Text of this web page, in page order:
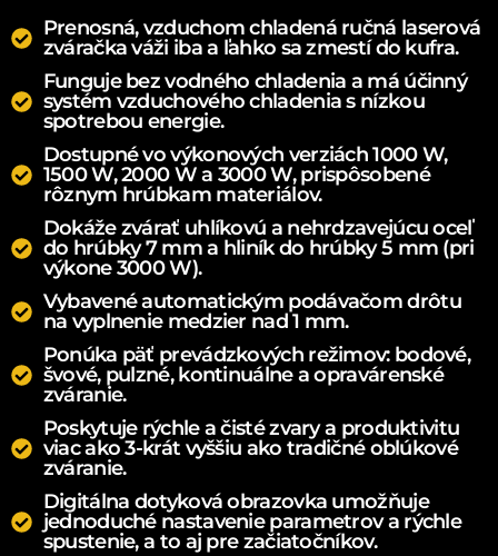
Prenosná, vzduchom chladená ručná laserová
zváračka váži iba a ľahko sa zmestí do kufra.
Funguje bez vodného chladenia a má účinný
systém vzduchového chladenia s nízkou
spotrebou energie.
Dostupné vo výkonových verziách 1000 W,
1500 W, 2000 W a 3000 W, prispôsobené
rôznym hrúbkam materiálov.
Dokáže zvárať uhlíkovú a nehrdzavejúcu oceľ
do hrúbky 7 mm a hliník do hrúbky 5 mm (pri
výkone 3000 W).
Vybavené automatickým podávačom drôtu
na vyplnenie medzier nad 1 mm.
Ponúka päť prevádzkových režimov: bodové,
švové, pulzné, kontinuálne a opravárenské
zváranie.
Poskytuje rýchle a čisté zvary a produktivitu
viac ako 3-krát vyššiu ako tradičné oblúkové
zváranie.
Digitálna dotyková obrazovka umožňuje
jednoduché nastavenie parametrov a rýchle
spustenie, a to aj pre začiatočníkov.